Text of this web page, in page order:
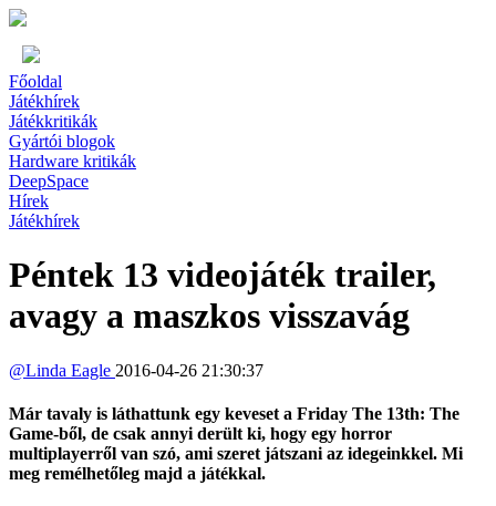
Főoldal
Játékhírek
Játékkritikák
Gyártói blogok
Hardware kritikák
DeepSpace
Hírek
Játékhírek
Péntek 13 videojáték trailer,
avagy a maszkos visszavág
@Linda Eagle 2016-04-26 21:30:37
Már tavaly is láthattunk egy keveset a Friday The 13th: The
Game-ből, de csak annyi derült ki, hogy egy horror
multiplayerről van szó, ami szeret játszani az idegeinkkel. Mi
meg remélhetőleg majd a játékkal.